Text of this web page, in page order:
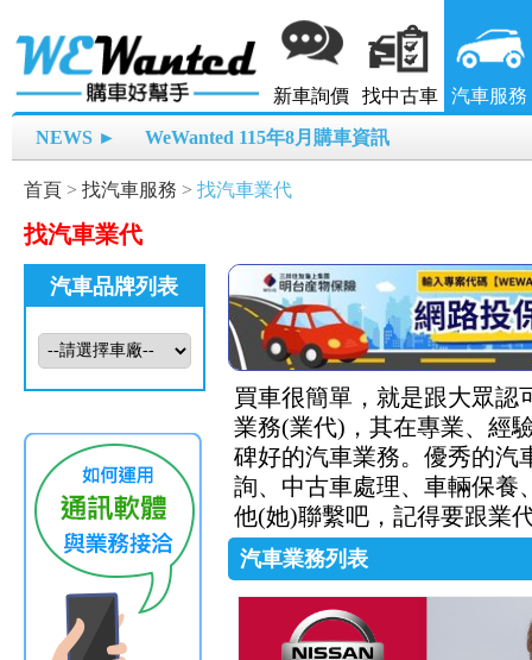
新車詢價 找中古車 汽車服務
NEWS ► WeWanted 115年8月購車資訊
首頁 > 找汽車服務 > 找汽車業代
找汽車業代
汽車品牌列表
買車很簡單，就是跟大眾認
業務(業代)，其在專業、經
碑好的汽車業務。優秀的汽
詢、中古車處理、車輛保養
他(她)聯繫吧，記得要跟業
汽車業務列表